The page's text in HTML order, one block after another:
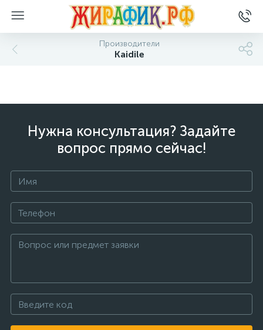
Производители
Kaidile
Нужна консультация? Задайте
вопрос прямо сейчас!